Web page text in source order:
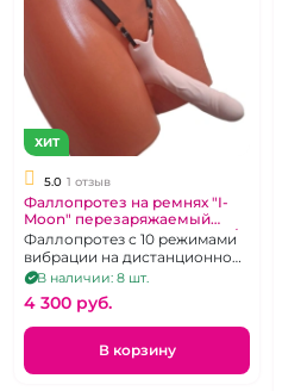
ХИТ
5.0 1 отзыв
Фаллопротез на ремнях "I-
Moon" перезаряжаемый
телесный с вибрацией на д/у
Фаллопротез с 10 режимами
вибрации на дистанционном
управлении, на регулируемых
В наличии: 8 шт.
4 300 pуб.
В корзину